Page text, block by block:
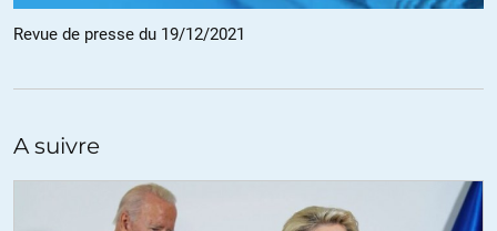
Patrick//12.12.2021 à 21h03
d’augmenter considérablement le coût du travail déjà beaucoup
Revue de presse du 19/12/2021
A suivre